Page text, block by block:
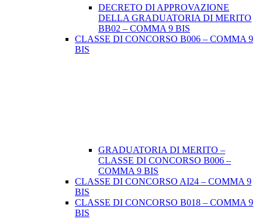
DECRETO DI APPROVAZIONE
DELLA GRADUATORIA DI MERITO
BB02 – COMMA 9 BIS
CLASSE DI CONCORSO B006 – COMMA 9
BIS
GRADUATORIA DI MERITO –
CLASSE DI CONCORSO B006 –
COMMA 9 BIS
CLASSE DI CONCORSO AI24 – COMMA 9
BIS
CLASSE DI CONCORSO B018 – COMMA 9
BIS